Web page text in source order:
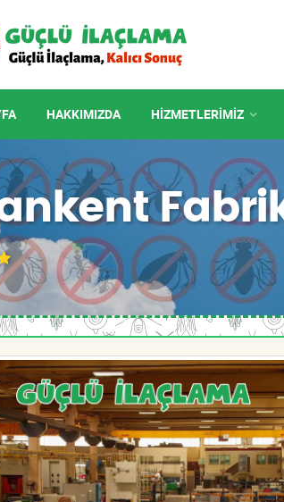
HAKKIMIZDA HIZMETLERIMIZ